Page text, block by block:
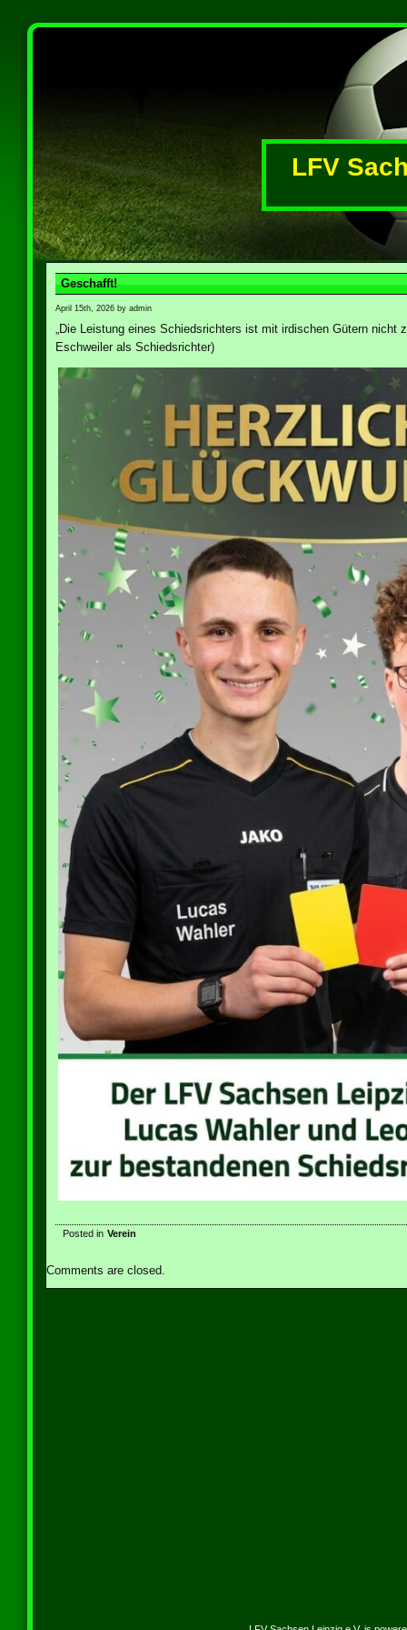
LFV
Geschafft!
April 15th, 2026 by admin
„Die Leistung eines Schiedsrichters ist mit irdischen Gütern nicht
Eschweiler als Schiedsrichter)
Posted in Verein
Comments are closed.